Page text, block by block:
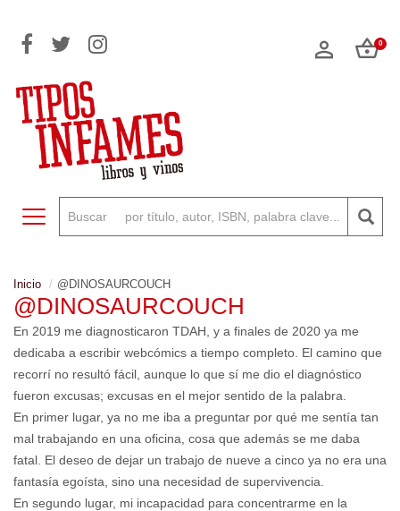
0
Toggle navigation
Inicio @DINOSAURCOUCH
@DINOSAURCOUCH
En 2019 me diagnosticaron TDAH, y a finales de 2020 ya me
dedicaba a escribir webcómics a tiempo completo. El camino que
recorrí no resultó fácil, aunque lo que sí me dio el diagnóstico
fueron excusas; excusas en el mejor sentido de la palabra.
En primer lugar, ya no me iba a preguntar por qué me sentía tan
mal trabajando en una oficina, cosa que además se me daba
fatal. El deseo de dejar un trabajo de nueve a cinco ya no era una
fantasía egoísta, sino una necesidad de supervivencia.
En segundo lugar, mi incapacidad para concentrarme en la